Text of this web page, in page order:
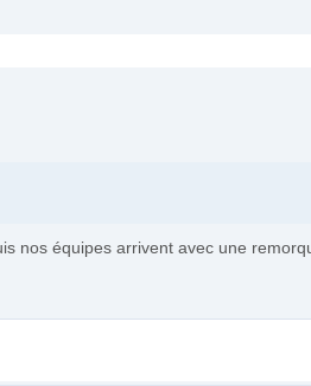
nos équipes arrivent avec une